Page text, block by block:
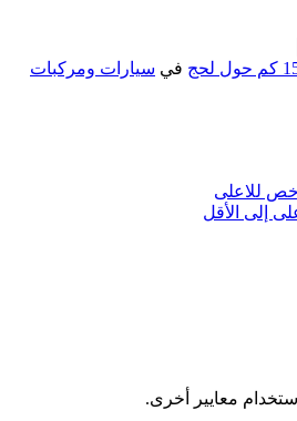
حول لحج في سيارات ومركبات
للاعلى
إلى الأقل
معايير أخرى.